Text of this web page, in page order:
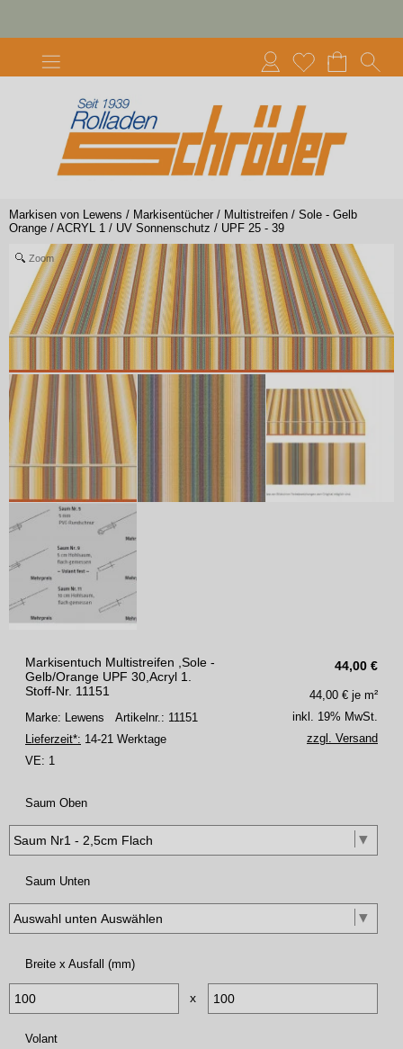
Markisen von Lewens / Markisentücher / Multistreifen / Sole - Gelb
Orange / ACRYL 1 / UV Sonnenschutz / UPF 25 - 39
Zoom
44,00 €
Markisentuch Multistreifen ,Sole -
Gelb/Orange UPF 30,Acryl 1.
Stoff-Nr. 11151
Marke: Lewens Artikelnr.: 11151
Lieferzeit*: 14-21 Werktage
VE: 1
44,00 € je m²
inkl. 19% MwSt.
zzgl. Versand
Saum Oben
Saum Unten
Breite x Ausfall (mm)
x
Volant